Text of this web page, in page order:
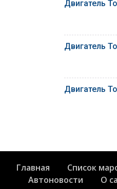
Двигатель
Двигатель
Двигатель
Главная Список
Автоновости
О